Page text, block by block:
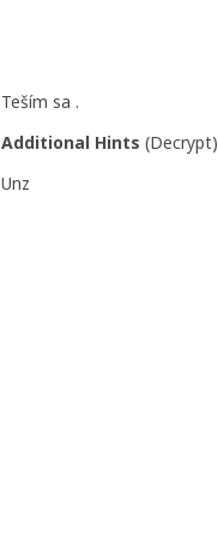
Teším sa .
Additional Hints (Decrypt)
Unz